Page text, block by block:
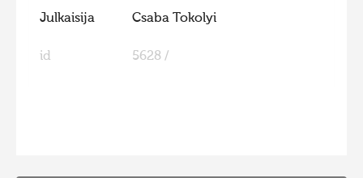
Julkaisija Csaba Tokolyi
id 5628 /